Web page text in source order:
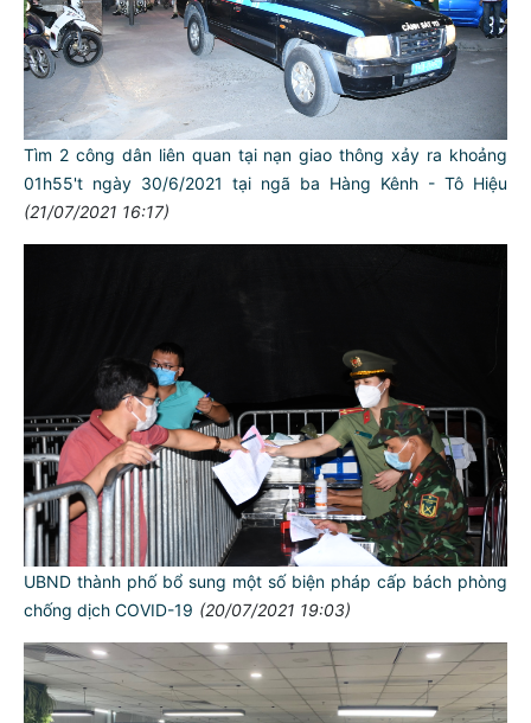
Tìm 2 công dân liên quan tại nạn giao thông xảy ra khoảng
01h55't ngày 30/6/2021 tại ngã ba Hàng Kênh - Tô Hiệu
(21/07/2021 16:17)
UBND thành phố bổ sung một số biện pháp cấp bách phòng
chống dịch COVID-19 (20/07/2021 19:03)